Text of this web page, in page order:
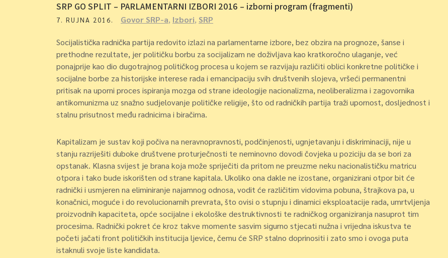
SRP GO SPLIT – PARLAMENTARNI IZBORI 2016 – izborni program (fragmenti)
7. RUJNA 2016. Govor SRP-a, Izbori, SRP
Socijalistička radnička partija redovito izlazi na parlamentarne izbore, bez obzira na prognoze, šanse i
prethodne rezultate, jer političku borbu za socijalizam ne doživljava kao kratkoročno ulaganje, već
ponajprije kao dio dugotrajnog političkog procesa u kojem se razvijaju različiti oblici konkretne političke i
socijalne borbe za historijske interese rada i emancipaciju svih društvenih slojeva, vršeći permanentni
pritisak na uporni proces ispiranja mozga od strane ideologije nacionalizma, neoliberalizma i zagovornika
antikomunizma uz snažno sudjelovanje političke religije, što od radničkih partija traži upornost, dosljednost i
stalnu prisutnost među radnicima i biračima.
Kapitalizam je sustav koji počiva na neravnopravnosti, podčinjenosti, ugnjetavanju i diskriminaciji, nije u
stanju razriješiti duboke društvene proturječnosti te neminovno dovodi čovjeka u poziciju da se bori za
opstanak. Klasna svijest je brana koja može spriječiti da pritom ne preuzme neku nacionalističku matricu
otpora i tako bude iskorišten od strane kapitala. Ukoliko ona dakle ne izostane, organizirani otpor bit će
radnički i usmjeren na eliminiranje najamnog odnosa, vodit će različitim vidovima pobuna, štrajkova pa, u
konačnici, moguće i do revolucionarnih prevrata, što ovisi o stupnju i dinamici eksploatacije rada, umrtvljenja
proizvodnih kapaciteta, opće socijalne i ekološke destruktivnosti te radničkog organiziranja nasuprot tim
procesima. Radnički pokret će kroz takve momente sasvim sigurno stjecati nužna i vrijedna iskustva te
početi jačati front političkih institucija ljevice, čemu će SRP stalno doprinositi i zato smo i ovoga puta
istaknuli svoje liste kandidata.